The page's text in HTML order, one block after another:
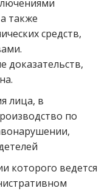
также
средств,
доказательств,
лица, в
по
которого ведется